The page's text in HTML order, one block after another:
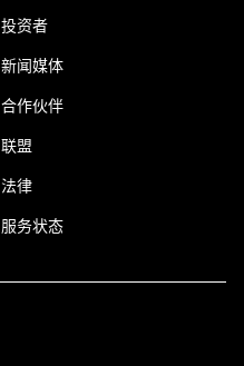
投资者
新闻媒体
合作伙伴
联盟
法律
服务状态